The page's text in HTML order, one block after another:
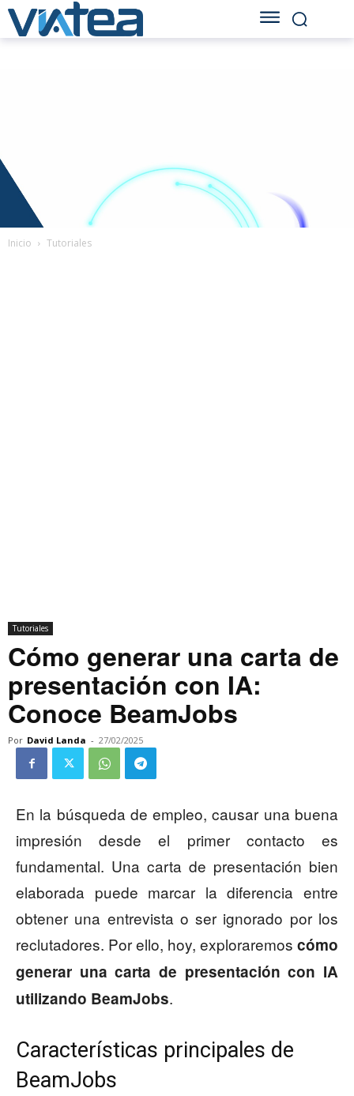
Inicio Tutoriales
Tutoriales
Cómo generar una carta de
presentación con IA:
Conoce BeamJobs
Por David Landa - 27/02/2025
En la búsqueda de empleo, causar una buena
impresión desde el primer contacto es
fundamental. Una carta de presentación bien
elaborada puede marcar la diferencia entre
obtener una entrevista o ser ignorado por los
reclutadores. Por ello, hoy, exploraremos cómo
generar una carta de presentación con IA
utilizando BeamJobs.
Características principales de
BeamJobs